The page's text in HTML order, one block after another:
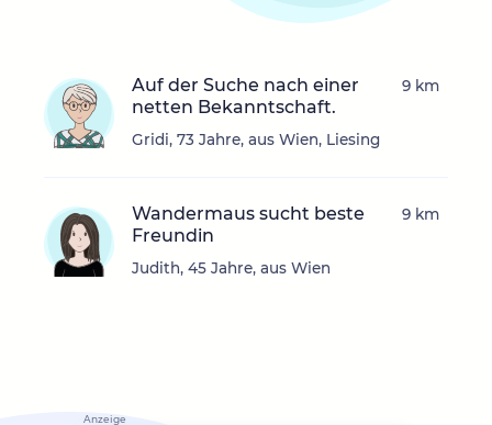
Auf der Suche nach einer
netten Bekanntschaft.
Gridi, 73 Jahre, aus Wien, Liesing
9 km
Wandermaus sucht beste
Freundin
Judith, 45 Jahre, aus Wien
9 km